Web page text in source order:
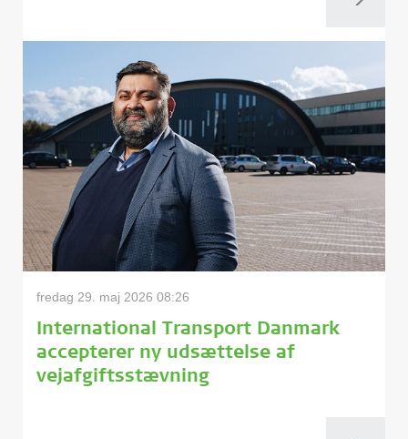
fredag 29. maj 2026 08:26
International Transport Danmark
accepterer ny udsættelse af
vejafgiftsstævning